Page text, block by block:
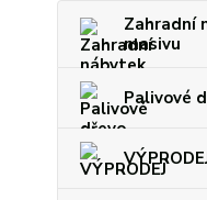
Zahradní
masivu
Palivové